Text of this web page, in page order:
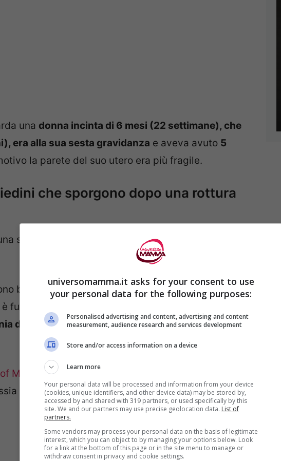
una donna incinta di 6 mesi (22 settimane), che
era alla sua sesta gravidanza e aveva avuto 5
la parete del suo utero era più fragile.
che sporgono dopo una rottura
semplice ecografia di routine, senza aver prima
ben visibili i piedini del figlio ancora all’interno
fuoriuscito per una parte dall’utero: in termini
del sacco amniotico” e a unarottura della parete
Medecinsi legge che i medici avevano avvisato la
di
universomamma.it asks for your consent to use
your personal data for the following purposes:
Personalised advertising and content, advertising and content
measurement, audience research and services development
Store and/or access information on a device
Learn more
Your personal data will be processed and information from your device
(cookies, unique identifiers, and other device data) may be stored by,
accessed by and shared with 319 partners, or used specifically by this
site. We and our partners may use precise geolocation data. List of
partners.
Some vendors may process your personal data on the basis of legitimate
interest, which you can object to by managing your options below. Look
for a link at the bottom of this page or in the site menu to manage or
withdraw consent in privacy and cookie settings.